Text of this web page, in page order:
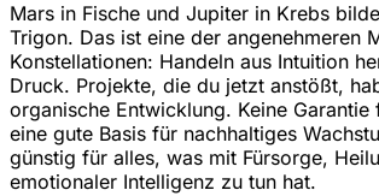
Mars in Fische und Jupiter in Krebs
Trigon. Das ist eine der angenehmeren
Konstellationen: Handeln aus Intuition
Druck. Projekte, die du jetzt anstößt,
organische Entwicklung. Keine
eine gute Basis für nachhaltiges
günstig für alles, was mit Fürsorge,
emotionaler Intelligenz zu tun hat.